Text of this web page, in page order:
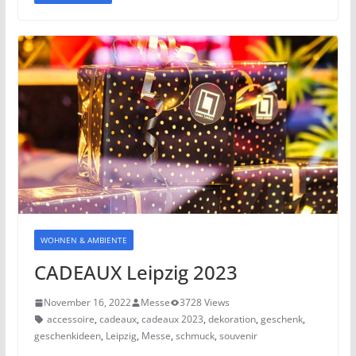
WOHNEN & AMBIENTE
CADEAUX Leipzig 2023
November 16, 2022 Messe
3728 Views
accessoire, cadeaux, cadeaux 2023, dekoration, geschenk,
geschenkideen, Leipzig, Messe, schmuck, souvenir